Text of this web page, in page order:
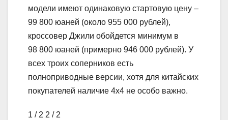
модели имеют одинаковую стартовую цену –
99 800 юаней (около 955 000 рублей),
кроссовер Джили обойдется минимум в
98 800 юаней (примерно 946 000 рублей). У
всех троих соперников есть
полноприводные версии, хотя для китайских
покупателей наличие 4х4 не особо важно.
1 / 2 2 / 2